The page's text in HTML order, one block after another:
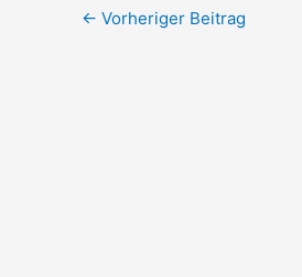
← Vorheriger Beitrag